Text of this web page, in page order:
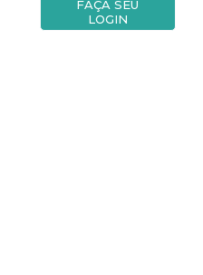
FAÇA SEU
LOGIN